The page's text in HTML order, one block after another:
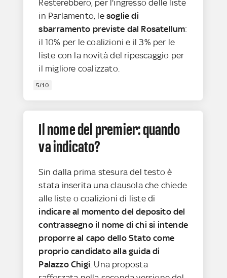
Resterebbero, per l'ingresso delle liste
in Parlamento, lesoglie di
sbarramento previste dal Rosatellum:
il 10% per le coalizioni e il 3% per le
liste con la novità del ripescaggio per
il migliore coalizzato.
5/10
Il nome del premier: quando
va indicato?
Sin dalla prima stesura del testo è
stata inserita una clausola che chiede
alle liste o coalizioni di liste di
indicare al momento del deposito del
contrassegno il nome di chi si intende
proporre al capo dello Stato come
proprio candidato alla guida di
Palazzo Chigi . Una proposta